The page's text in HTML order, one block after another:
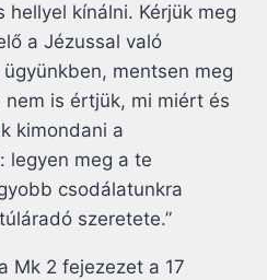
kínálni. Kérjük meg
a Jézussal való
mentsen meg
is értjük, mi miért és
kimondani a
legyen meg a te
csodálatunkra
szeretete.”
Mk 2 fejezezet a 17